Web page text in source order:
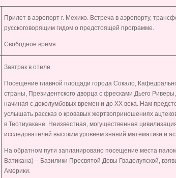
Прилет в аэропорт г. Мехико. Встреча в аэропорту,
русскоговорящим гидом о предстоящей программе.
Свободное время.
Завтрак в отеле.
Посещение главной площади города Сокало,
страны, Президентского дворца с фресками Дьего
начиная с доколумбовых времен и до XX века. Нам
услышать рассказ о кровавых жертвоприношениях
в Теотиуакане. Неизвестная, могущественная
исследователей высоким уровнем знаний математики и
На обратном пути запланировано посещение места
Ватикана) – Базилики Пресвятой Девы Гваделупской,
Америки.